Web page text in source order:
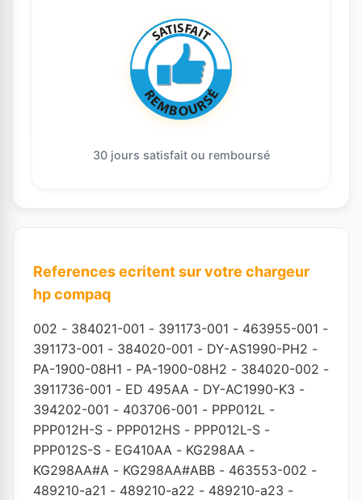
30 jours satisfait ou remboursé
References ecritent sur votre chargeur
hp compaq
002 - 384021-001 - 391173-001 - 463955-001 -
391173-001 - 384020-001 - DY-AS1990-PH2 -
PA-1900-08H1 - PA-1900-08H2 - 384020-002 -
3911736-001 - ED 495AA - DY-AC1990-K3 -
394202-001 - 403706-001 - PPP012L -
PPP012H-S - PPP012HS - PPP012L-S -
PPP012S-S - EG410AA - KG298AA -
KG298AA#A - KG298AA#ABB - 463553-002 -
489210-a21 - 489210-a22 - 489210-a23 -